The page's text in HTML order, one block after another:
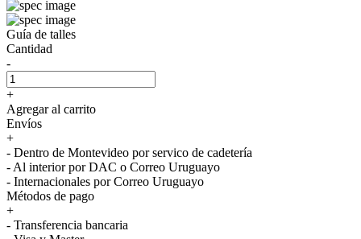
Guía de talles
Cantidad
-
+
Agregar al carrito
Envíos
+
- Dentro de Montevideo por servico de cadetería
- Al interior por DAC o Correo Uruguayo
- Internacionales por Correo Uruguayo
Métodos de pago
+
- Transferencia bancaria